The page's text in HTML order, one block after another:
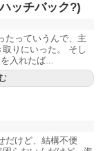
ッチバック?)
たっていうんで、主
りにいった。 そし
入れたば...
だけど、結構不便